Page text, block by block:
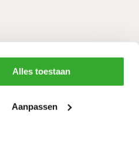
Alles toestaan
Aanpassen